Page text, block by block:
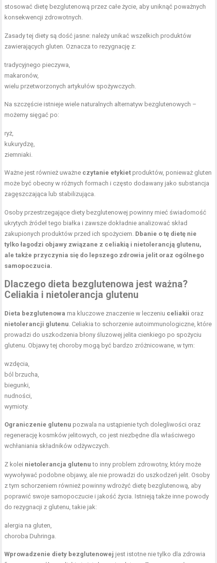
stosować dietę bezglutenową przez całe życie, aby uniknąć poważnych
konsekwencji zdrowotnych.
Zasady tej diety są dość jasne: należy unikać wszelkich produktów
zawierających gluten. Oznacza to rezygnację z:
tradycyjnego pieczywa,
makaronów,
wielu przetworzonych artykułów spożywczych.
Na szczęście istnieje wiele naturalnych alternatyw bezglutenowych –
możemy sięgać po:
ryż,
kukurydzę,
ziemniaki.
Ważne jest również uważne czytanie etykiet produktów, ponieważ gluten
może być obecny w różnych formach i często dodawany jako substancja
zagęszczająca lub stabilizująca.
Osoby przestrzegające diety bezglutenowej powinny mieć świadomość
ukrytych źródeł tego białka i zawsze dokładnie analizować skład
zakupionych produktów przed ich spożyciem. Dbanie o tę dietę nie
tylko łagodzi objawy związane z celiakią i nietolerancją glutenu,
ale także przyczynia się do lepszego zdrowia jelit oraz ogólnego
samopoczucia.
Dlaczego dieta bezglutenowa jest ważna?
Celiakia i nietolerancja glutenu
Dieta bezglutenowa ma kluczowe znaczenie w leczeniu celiakii oraz
nietolerancji glutenu . Celiakia to schorzenie autoimmunologiczne, które
prowadzi do uszkodzenia błony śluzowej jelita cienkiego po spożyciu
glutenu. Objawy tej choroby mogą być bardzo zróżnicowane, w tym:
wzdęcia,
ból brzucha,
biegunki,
nudności,
wymioty.
Ograniczenie glutenu pozwala na ustąpienie tych dolegliwości oraz
regenerację kosmków jelitowych, co jest niezbędne dla właściwego
wchłaniania składników odżywczych.
Z kolei nietolerancja glutenu to inny problem zdrowotny, który może
wywoływać podobne objawy, ale nie prowadzi do uszkodzeń jelit. Osoby
z tym schorzeniem również powinny wdrożyć dietę bezglutenową, aby
poprawić swoje samopoczucie i jakość życia. Istnieją także inne powody
do rezygnacji z glutenu, takie jak:
alergia na gluten,
choroba Duhringa.
Wprowadzenie diety bezglutenowej jest istotne nie tylko dla zdrowia